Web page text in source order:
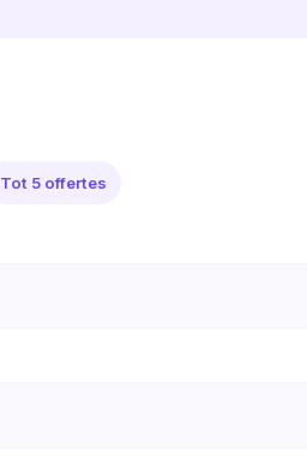
Tot 5 offertes